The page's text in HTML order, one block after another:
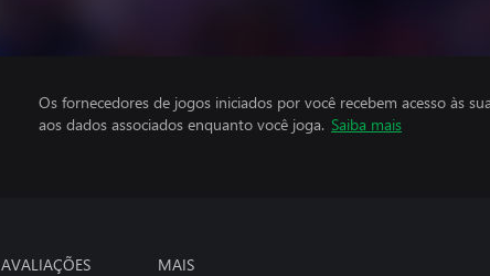
Os fornecedores de jogos iniciados por você recebem acesso às
aos dados associados enquanto você joga. Saiba mais
AVALIAÇÕES MAIS